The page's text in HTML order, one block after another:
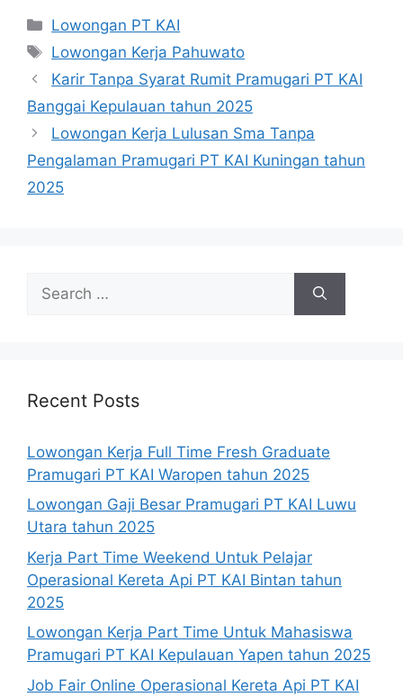
Categories
Lowongan PT KAI
Tags
Lowongan Kerja Pahuwato
Karir Tanpa Syarat Rumit Pramugari PT KAI
Banggai Kepulauan tahun 2025
Lowongan Kerja Lulusan Sma Tanpa
Pengalaman Pramugari PT KAI Kuningan tahun
2025
for:
Recent Posts
Lowongan Kerja Full Time Fresh Graduate
Pramugari PT KAI Waropen tahun 2025
Lowongan Gaji Besar Pramugari PT KAI Luwu
Utara tahun 2025
Kerja Part Time Weekend Untuk Pelajar
Operasional Kereta Api PT KAI Bintan tahun
2025
Lowongan Kerja Part Time Untuk Mahasiswa
Pramugari PT KAI Kepulauan Yapen tahun 2025
Job Fair Online Operasional Kereta Api PT KAI